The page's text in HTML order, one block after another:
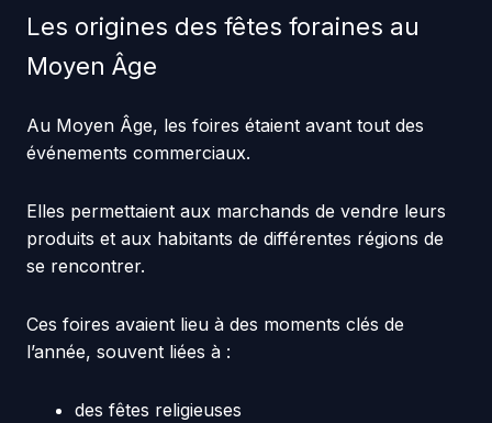
Les origines des fêtes foraines au
Moyen Âge
Au Moyen Âge, les foires étaient avant tout des
événements commerciaux.
Elles permettaient aux marchands de vendre leurs
produits et aux habitants de différentes régions de
se rencontrer.
Ces foires avaient lieu à des moments clés de
l’année, souvent liées à :
des fêtes religieuses